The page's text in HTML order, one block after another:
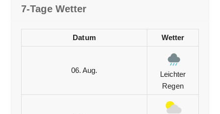
7-Tage Wetter
Datum Wetter
06. Aug.
Leichter
Regen